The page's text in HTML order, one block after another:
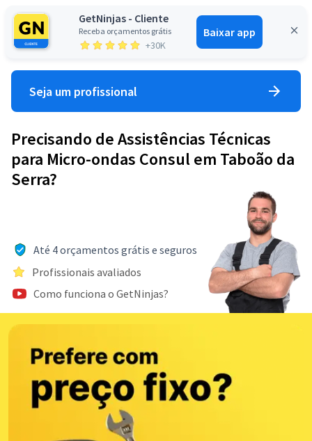
GetNinjas - Cliente
Receba orçamentos grátis
+30K
Baixar app
Entrar
Seja um profissional
Precisando de Assistências Técnicas
para Micro-ondas Consul em Taboão da
Serra?
Até 4 orçamentos grátis e seguros
Profissionais avaliados
Como funciona o GetNinjas?